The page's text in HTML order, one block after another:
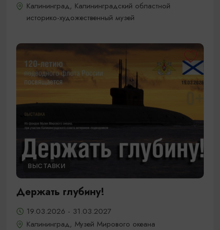
Калининград, Калининградский областной
историко-художественный музей
ВЫСТАВКИ
Держать глубину!
19.03.2026 - 31.03.2027
Калининград, Музей Мирового океана